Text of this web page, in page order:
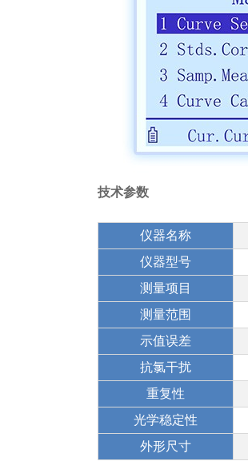
技术参数
仪器名称
仪器型号
测量项目
测量范围
示值误差
抗氯干扰
重复性
光学稳定性
外形尺寸